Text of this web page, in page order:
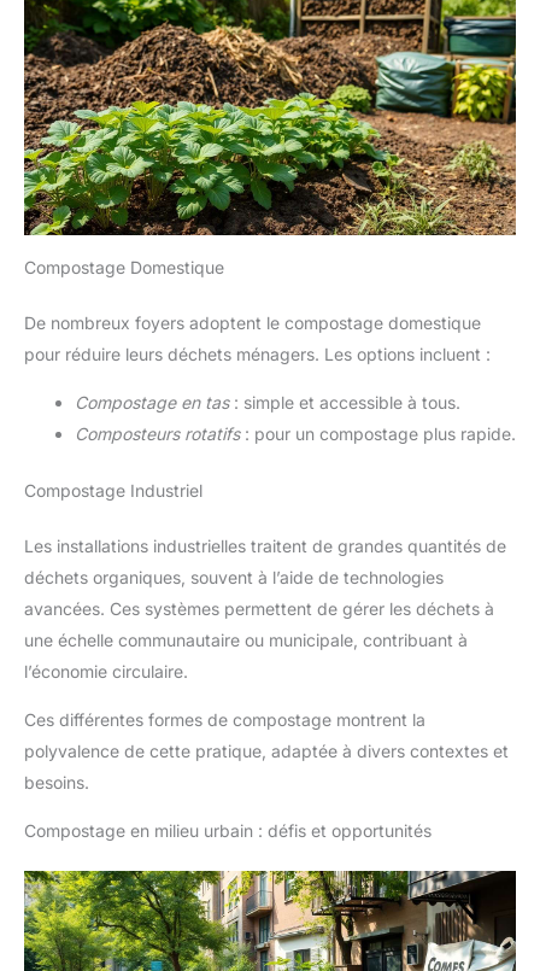
Compostage Domestique
De nombreux foyers adoptent le compostage domestique
pour réduire leurs déchets ménagers. Les options incluent :
Compostage en tas: simple et accessible à tous.
Composteurs rotatifs: pour un compostage plus rapide.
Compostage Industriel
Les installations industrielles traitent de grandes quantités de
déchets organiques, souvent à l’aide de technologies
avancées. Ces systèmes permettent de gérer les déchets à
une échelle communautaire ou municipale, contribuant à
l’économie circulaire.
Ces différentes formes de compostage montrent la
polyvalence de cette pratique, adaptée à divers contextes et
besoins.
Compostage en milieu urbain : défis et opportunités